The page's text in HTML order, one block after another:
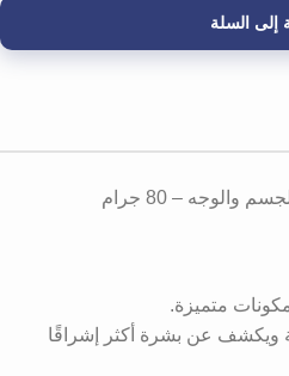
إلى السلة
والوجه – 80 جرام
متميزة.
ويكشف عن بشرة أكثر إشراقًا